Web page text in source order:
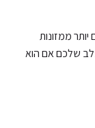
ממזונות
שלכם אם הוא